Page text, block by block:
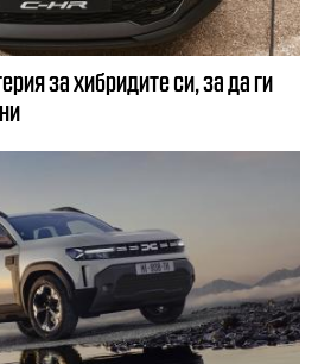
за хибридите си, за да ги